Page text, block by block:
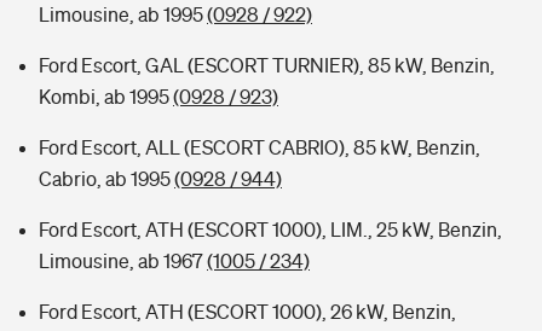
Limousine, ab 1995(0928 / 922)
Ford Escort, GAL (ESCORT TURNIER), 85 kW, Benzin,
Kombi, ab 1995(0928 / 923)
Ford Escort, ALL (ESCORT CABRIO), 85 kW, Benzin,
Cabrio, ab 1995(0928 / 944)
Ford Escort, ATH (ESCORT 1000), LIM., 25 kW, Benzin,
Limousine, ab 1967(1005 / 234)
Ford Escort, ATH (ESCORT 1000), 26 kW, Benzin,